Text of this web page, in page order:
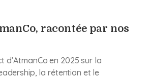
racontée par nos
d’AtmanCo en 2025 sur la
la rétention et le